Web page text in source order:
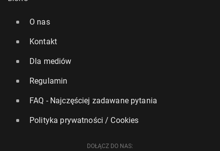
O nas
Kontakt
Dla mediów
Regulamin
FAQ - Najczęściej zadawane pytania
Polityka prywatności / Cookies
DOŁĄCZ DO NAS: